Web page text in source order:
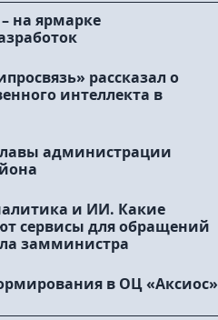
на ярмарке
рассказал о
интеллекта в
администрации
и ИИ. Какие
сервисы для обращений
замминистра
в ОЦ «Аксиос»